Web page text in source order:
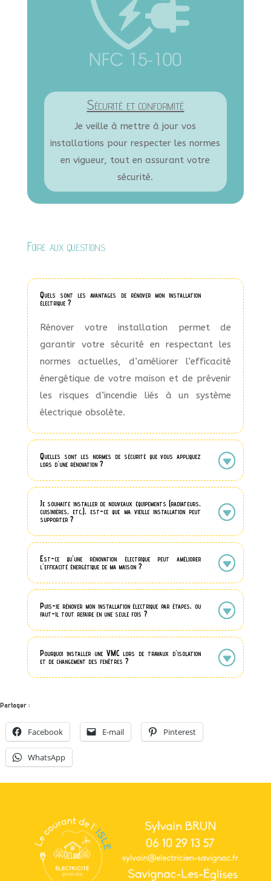
Sécurité et conformité
Je veille à mettre à jour vos
installations pour respecter les normes
en vigueur, tout en assurant votre
sécurité.
Foire aux questions
Quels sont les avantages de rénover mon installation
électrique ?
Rénover votre installation permet de
garantir votre sécurité en respectant les
normes actuelles, d’améliorer l’efficacité
énergétique de votre maison et de prévenir
les risques d’incendie liés à un système
électrique obsolète.
Quelles sont les normes de sécurité que vous appliquez
lors d'une rénovation ?
Je souhaite installer de nouveaux équipements (radiateurs,
cuisinières, etc.), est-ce que ma vieille installation peut
supporter ?
Est-ce qu’une rénovation électrique peut améliorer
l'efficacité énergétique de ma maison ?
Puis-je rénover mon installation électrique par étapes, ou
faut-il tout refaire en une seule fois ?
Pourquoi installer une VMC lors de travaux d'isolation
et de changement des fenêtres ?
Partager :
Facebook E-mail Pinterest
WhatsApp